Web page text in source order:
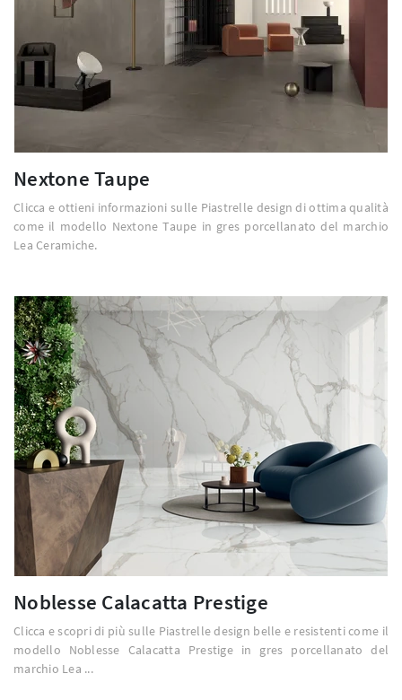
Nextone Taupe
Clicca e ottieni informazioni sulle Piastrelle design di ottima qualità
come il modello Nextone Taupe in gres porcellanato del marchio
Lea Ceramiche.
Noblesse Calacatta Prestige
Clicca e scopri di più sulle Piastrelle design belle e resistenti come il
modello Noblesse Calacatta Prestige in gres porcellanato del
marchio Lea ...